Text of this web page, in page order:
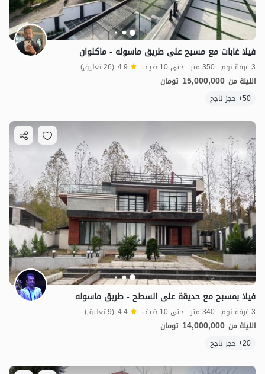
فيلا غابات مع مسبح على طريق ماسوله - ماكلوان
3 غرفة نوم . 350 متر . حتى 10 ضيف 4.9 (26 تعليق)
الليلة من 15,000,000 تومان
50+ حجز ناجح
فيلا بمسبح مع حديقة على السطح - طريق ماسوله
3 غرفة نوم . 340 متر . حتى 10 ضيف 4.4 (9 تعليق)
الليلة من 14,000,000 تومان
20+ حجز ناجح